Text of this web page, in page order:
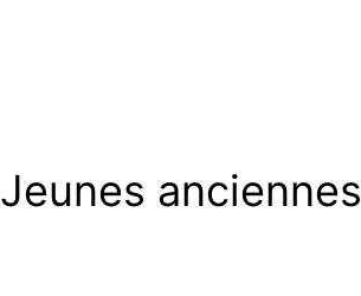
Jeunes anciennes